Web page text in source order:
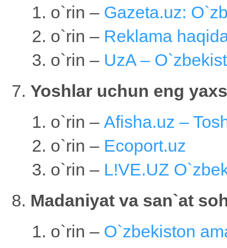
o`rin – Gazeta.uz:
o`rin – Reklama
o`rin – UzA –
Yoshlar uchun eng
o`rin – Afisha.uz –
o`rin – Ecoport.uz
o`rin – L!VE.UZ
Madaniyat va san`at
o`rin – O`zbekiston